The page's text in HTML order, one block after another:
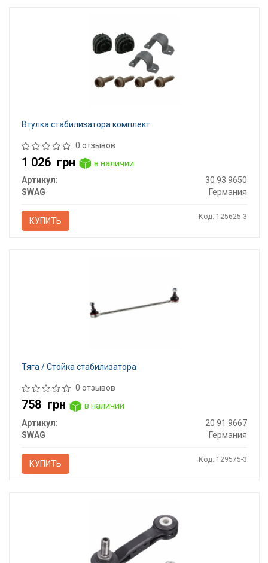
Втулка стабилизатора комплект
0 отзывов
1 026 грн
в наличии
Артикул:
30 93 9650
SWAG
Германия
КУПИТЬ Код: 125625-3
Тяга / Стойка стабилизатора
0 отзывов
758 грн
в наличии
Артикул:
20 91 9667
SWAG
Германия
КУПИТЬ Код: 129575-3